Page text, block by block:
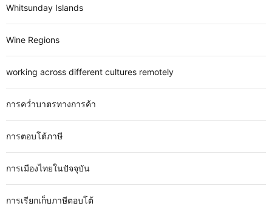
Whitsunday Islands
Wine Regions
working across different cultures remotely
การคว่ำบาตรทางการค้า
การตอบโต้ภาษี
การเมืองไทยในปัจจุบัน
การเรียกเก็บภาษีตอบโต้